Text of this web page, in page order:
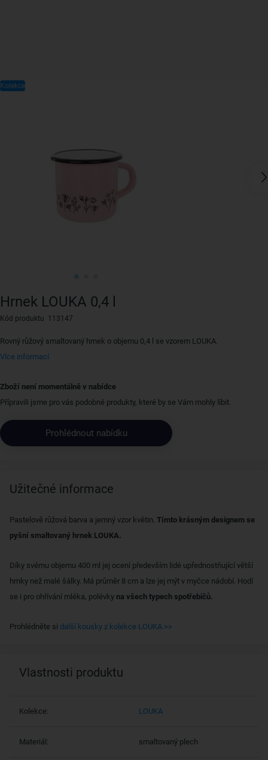
Hrnek LOUKA 0,4 l
Kód produktu 113147
Rovný růžový smaltovaný hrnek o objemu 0,4 l se vzorem LOUKA.
Více informací
Zboží není momentálně v nabídce
Přípravili jsme pro vás podobné produkty, které by se Vám mohly líbit.
Prohlédnout nabídku
Kolekce
Užitečné informace
Pastelově růžová barva a jemný vzor květin. Tímto krásným designem se
pyšní smaltovaný hrnek LOUKA.
Díky svému objemu 400 ml jej ocení především lidé upřednostňující větší
hrnky než malé šálky. Má průměr 8 cm a lze jej mýt v myčce nádobí. Hodí
se i pro ohřívání mléka, polévky na všech typech spotřebičů.
Prohlédněte si další kousky z kolekce LOUKA >>
Vlastnosti produktu
Kolekce: LOUKA
Materiál: smaltovaný plech